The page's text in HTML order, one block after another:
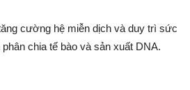
cường hệ miễn dịch và duy trì sức
chia tế bào và sản xuất DNA.